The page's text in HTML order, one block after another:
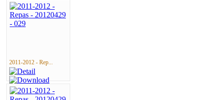
2011-2012 - Rep...